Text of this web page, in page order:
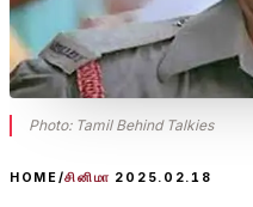
Photo: Tamil Behind Talkies
HOME/சினிமா 2025.02.18